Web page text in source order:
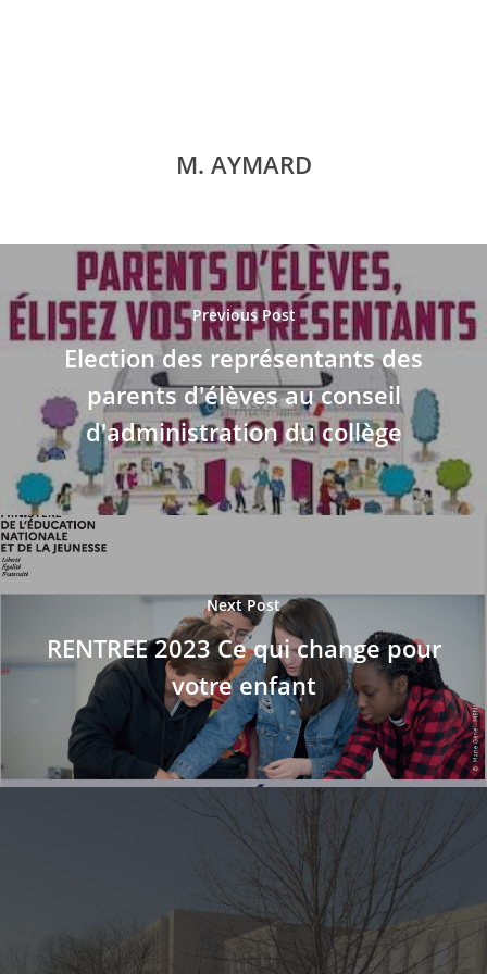
M. AYMARD
Previous Post
Election des représentants des
parents d'élèves au conseil
d'administration du collège
Next Post
RENTREE 2023 Ce qui change pour
votre enfant